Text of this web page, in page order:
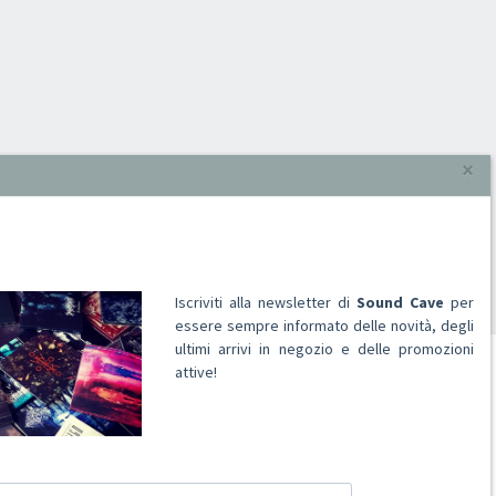
ACCOUNT
×
Iscriviti alla newsletter di Sound Cave per
essere sempre informato delle novità, degli
ultimi arrivi in negozio e delle promozioni
attive!